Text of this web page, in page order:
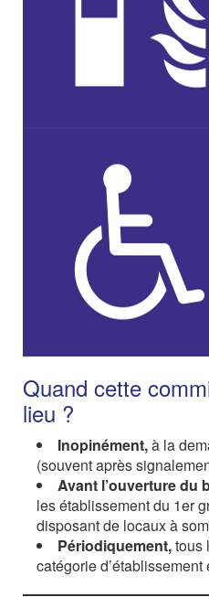
Quand cette
lieu ?
Inopinément,à la
(souvent après
Avant l’ouverturedu
les établissement du 1er
disposant de locaux à
Périodiquement,tous
catégorie d’établissement